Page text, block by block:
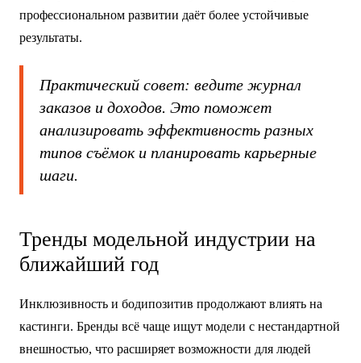
профессиональном развитии даёт более устойчивые
результаты.
Практический совет: ведите журнал
заказов и доходов. Это поможет
анализировать эффективность разных
типов съёмок и планировать карьерные
шаги.
Тренды модельной индустрии на
ближайший год
Инклюзивность и бодипозитив продолжают влиять на
кастинги. Бренды всё чаще ищут модели с нестандартной
внешностью, что расширяет возможности для людей